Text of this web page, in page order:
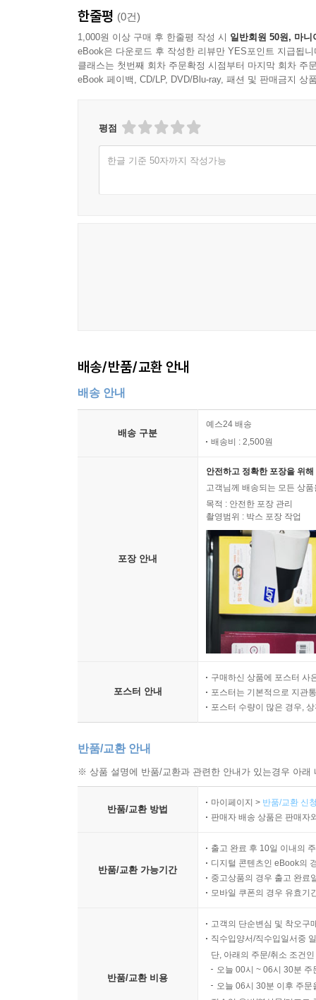
한줄평 (0건)
1,000원 이상 구매 후 한줄평 작성 시 일반회원 50원, 마니
eBook은 다운로드 후 작성한 리뷰만 YES포인트 지급됩니
클래스는 첫번째 회차 주문확정 시점부터 마지막 회차 주
eBook 페이백, CD/LP, DVD/Blu-ray, 패션 및 판매금지 상
평점
한글 기준 50자까지 작성가능
배송/반품/교환 안내
배송 안내
배송 구분
예스24 배송
배송비 : 2,500원
포장 안내
안전하고 정확한 포장을 위
고객님께 배송되는 모든 상
목적 : 안전한 포장 관리
촬영범위 : 박스 포장 작업
포스터 안내
구매하신 상품에 포스터 사
포스터는 기본적으로 지관
포스터 수량이 많은 경우,
반품/교환 안내
※ 상품 설명에 반품/교환과 관련한 안내가 있는경우 아
반품/교환 방법
마이페이지 > 반품/교환 신
판매자 배송 상품은 판매자
반품/교환 가능기간
출고 완료 후 10일 이내의
디지털 콘텐츠인 eBook의
중고상품의 경우 출고 완료
모바일 쿠폰의 경우 유효기
반품/교환 비용
고객의 단순변심 및 착오구
직수입양서/직수입일서중
단, 아래의 주문/취소 조건
오늘 00시 ~ 06시 30분
오늘 06시 30분 이후 주